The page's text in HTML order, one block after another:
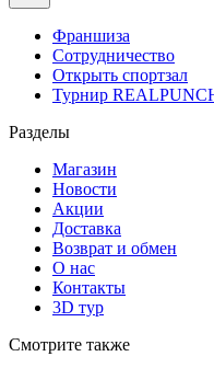
Франшиза
Сотрудничество
Открыть спортзал
Турнир
Разделы
Магазин
Новости
Акции
Доставка
Возврат и обмен
О нас
Контакты
3D тур
Смотрите также